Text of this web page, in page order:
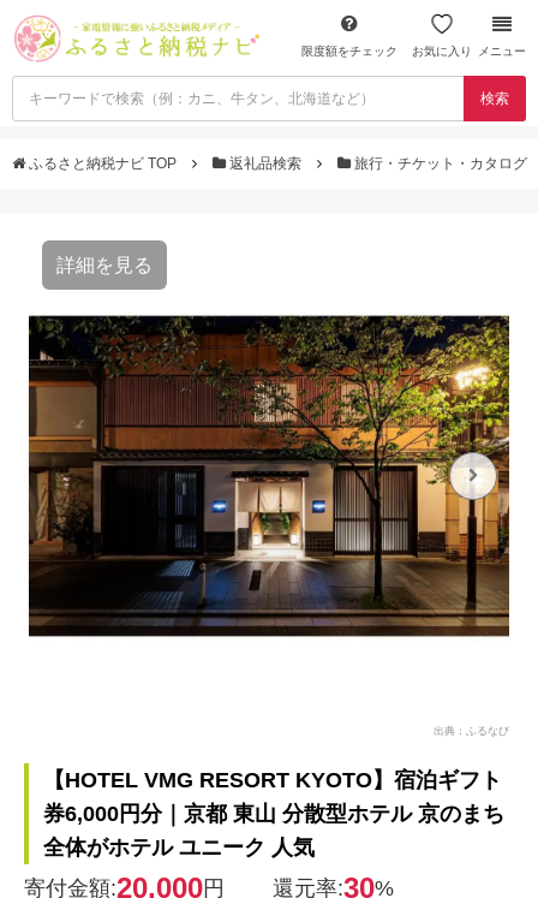
限度額をチェック お気に入り メニュー
検索
ふるさと納税ナビ TOP 返礼品検索 旅行・チケット・カタログ
詳細を見る
出典：ふるなび
【HOTEL VMG RESORT KYOTO】宿泊ギフト
券6,000円分｜京都 東山 分散型ホテル 京のまち
全体がホテル ユニーク 人気
寄付金額:20,000円 還元率:30%